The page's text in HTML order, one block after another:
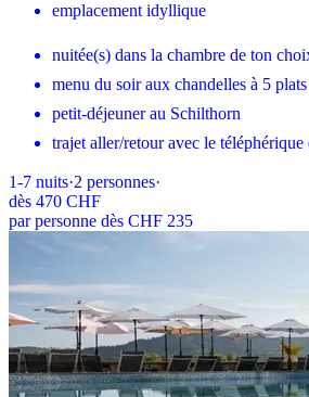
emplacement idyllique
nuitée(s) dans la chambre de ton
menu du soir aux chandelles à 5 plats
petit-déjeuner au Schilthorn
trajet aller/retour avec le
1-7 nuits·2 personnes·
dès 470 CHF
par personne dès CHF 235